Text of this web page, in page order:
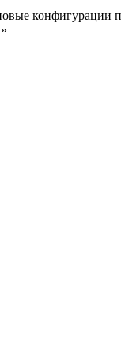
конфигурации